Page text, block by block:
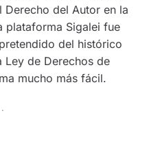
Derecho del Autor en la
plataforma Sigalei fue
del histórico
Ley de Derechos de
mucho más fácil.